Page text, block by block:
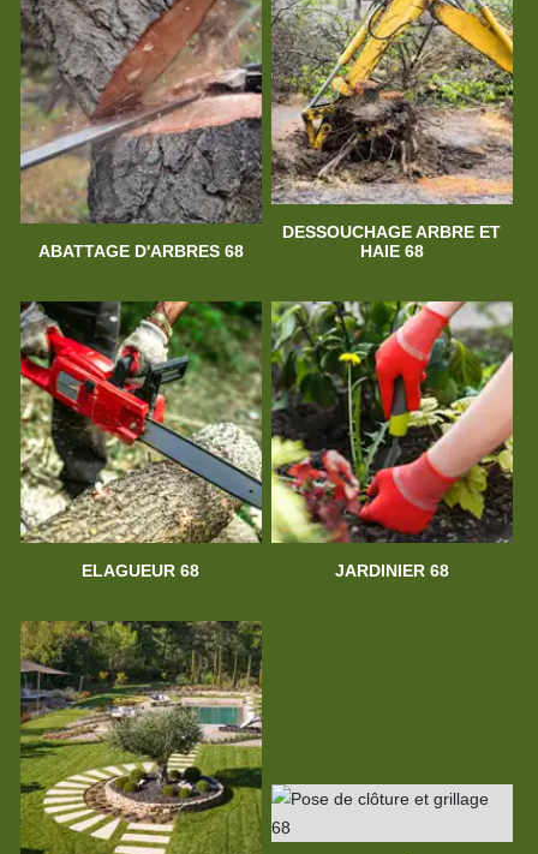
ABATTAGE D'ARBRES 68
DESSOUCHAGE ARBRE ET
HAIE 68
ELAGUEUR 68 JARDINIER 68